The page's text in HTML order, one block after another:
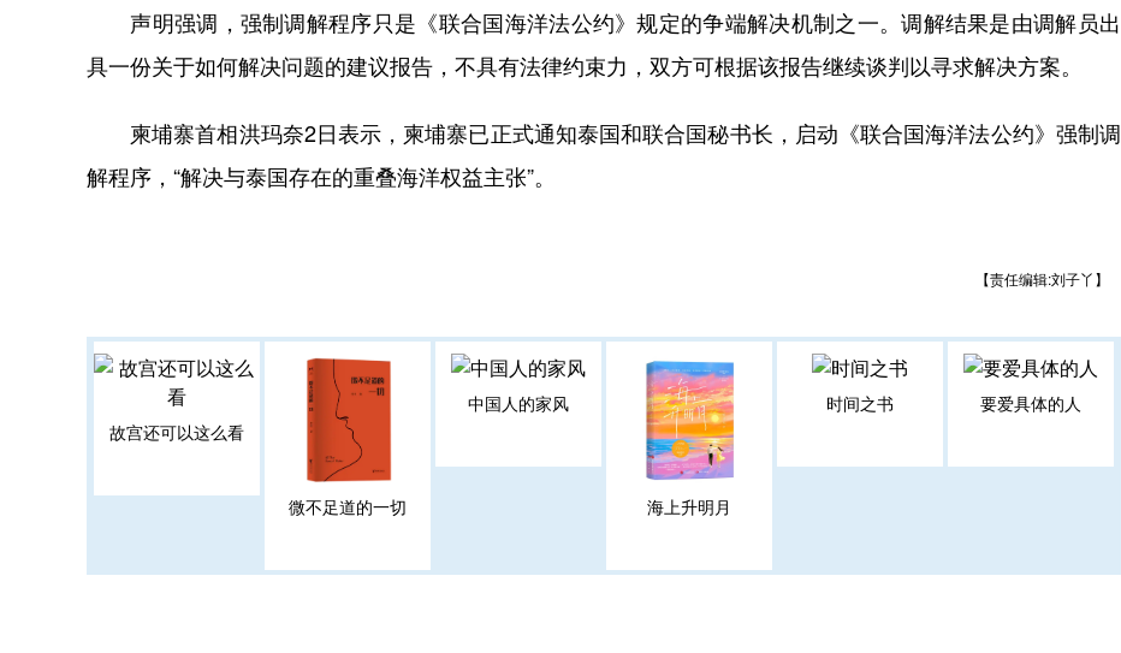
声明强调，强制调解程序只是《联合国海洋法公约》规定的争端解决机制之一。调解结果是由调解员出
具一份关于如何解决问题的建议报告，不具有法律约束力，双方可根据该报告继续谈判以寻求解决方案。
柬埔寨首相洪玛奈2日表示，柬埔寨已正式通知泰国和联合国秘书长，启动《联合国海洋法公约》强制调
解程序，“解决与泰国存在的重叠海洋权益主张”。
【责任编辑:刘子丫】
故宫还可以这么看
微不足道的一切
中国人的家风
海上升明月
时间之书 要爱具体的人